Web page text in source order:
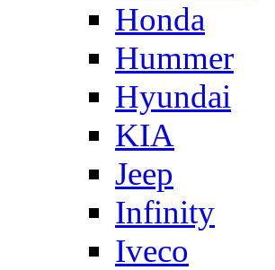
Honda
Hummer
Hyundai
KIA
Jeep
Infinity
Iveco